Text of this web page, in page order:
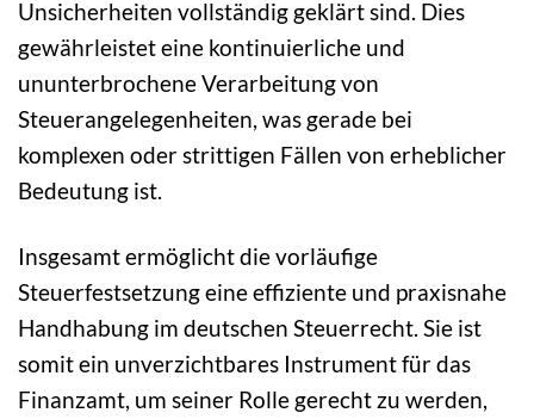
Unsicherheiten vollständig geklärt sind. Dies
gewährleistet eine kontinuierliche und
ununterbrochene Verarbeitung von
Steuerangelegenheiten, was gerade bei
komplexen oder strittigen Fällen von erheblicher
Bedeutung ist.
Insgesamt ermöglicht die vorläufige
Steuerfestsetzung eine effiziente und praxisnahe
Handhabung im deutschen Steuerrecht. Sie ist
somit ein unverzichtbares Instrument für das
Finanzamt, um seiner Rolle gerecht zu werden,